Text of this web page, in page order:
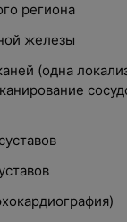
региона
железы
(одна